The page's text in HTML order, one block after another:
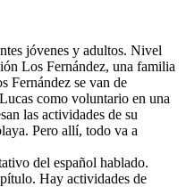
jóvenes y adultos. Nivel
Los Fernández, una familia
Fernández se van de
como voluntario en una
las actividades de su
Pero allí, todo va a
del español hablado.
Hay actividades de